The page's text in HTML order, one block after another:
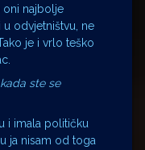
oni najbolje
u odvjetništvu, ne
je i vrlo teško
ste se
i imala političku
ja nisam od toga